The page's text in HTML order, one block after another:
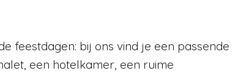
feestdagen: bij ons vind je een passende
een hotelkamer, een ruime